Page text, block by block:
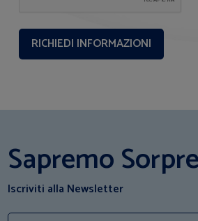
Sapremo
Iscriviti alla Newsletter